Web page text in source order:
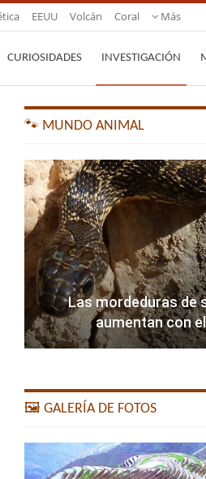
EEUU Volcán Coral Más
CURIOSIDADES INVESTIGACIÓN
🐾 MUNDO ANIMAL
Las mordeduras de
aumentan con
🖼️ GALERÍA DE FOTOS